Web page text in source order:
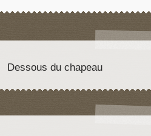
Dessous du chapeau